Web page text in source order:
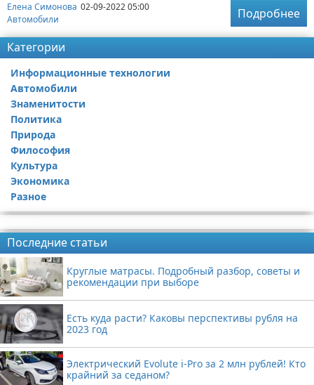
Елена Симонова 02-09-2022 05:00
Автомобили
Подробнее
Категории
Информационные технологии
Автомобили
Знаменитости
Политика
Природа
Философия
Культура
Экономика
Разное
Последние статьи
Круглые матрасы. Подробный разбор, советы и
рекомендации при выборе
Есть куда расти? Каковы перспективы рубля на
2023 год
Электрический Evolute i-Pro за 2 млн рублей! Кто
крайний за седаном?